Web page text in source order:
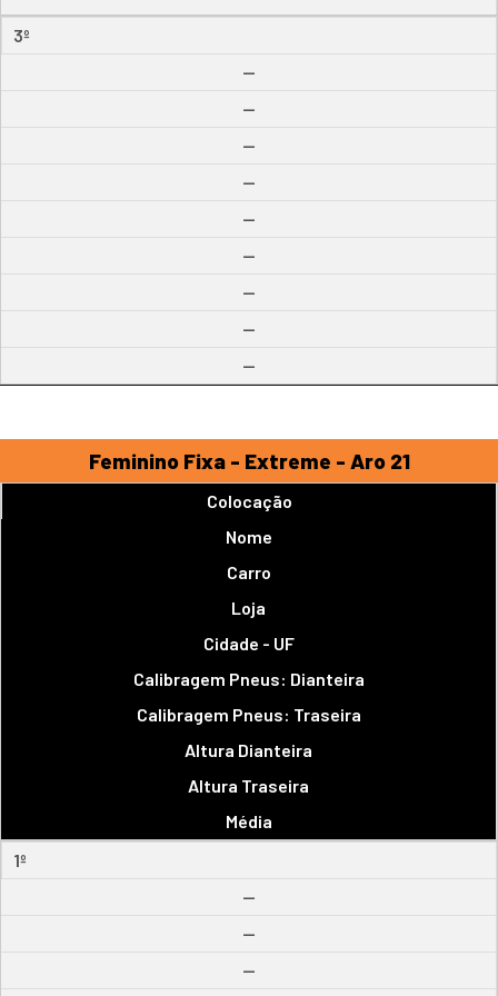
3º
--
--
--
--
--
--
--
--
--
Feminino Fixa - Extreme - Aro 21
Colocação
Nome
Carro
Loja
Cidade - UF
Calibragem Pneus: Dianteira
Calibragem Pneus: Traseira
Altura Dianteira
Altura Traseira
Média
1º
--
--
--